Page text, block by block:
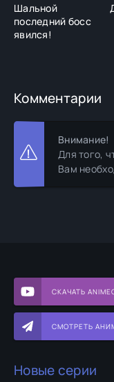
СКАЧАТЬ
СМОТРЕТЬ
Новые серии
Шальной
последний босс
явился!
Комментарии
Внимание!
Для того,
Вам